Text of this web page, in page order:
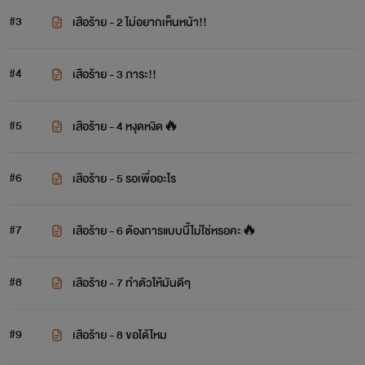
#3 เสือร้าย - 2 ไม่อยากเห็นหน้า!!
#4 เสือร้าย - 3 ภาระ!!
#5 เสือร้าย - 4 หงุดหงิด🔥
#6 เสือร้าย - 5 รอเพื่ออะไร
#7 เสือร้าย - 6 ต้องการแบบนี้ไม่ใช่หรอคะ🔥
#8 เสือร้าย - 7 ทำตัวให้มันดีๆ
#9 เสือร้าย - 8 ขอได้ไหม